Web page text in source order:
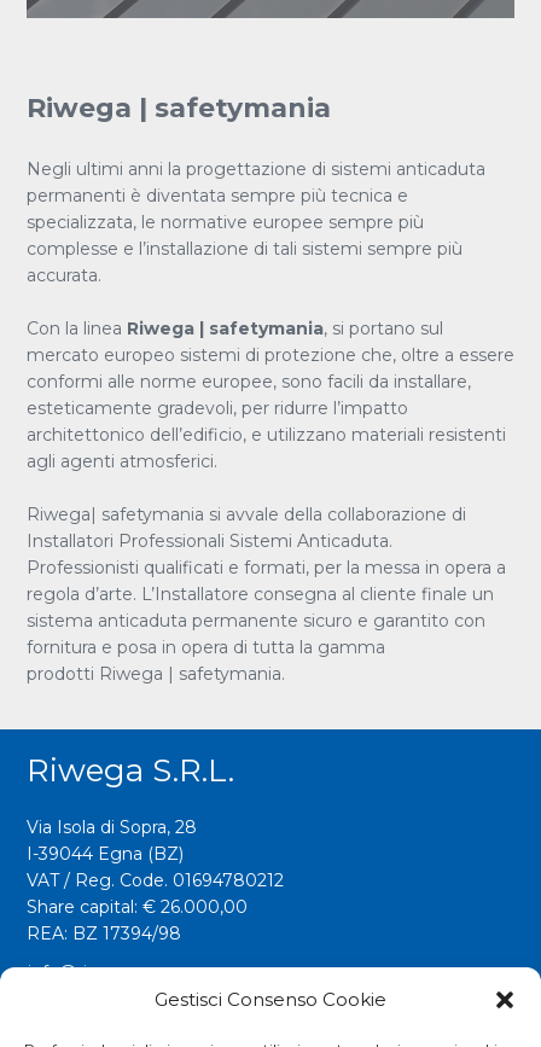
Gestisci Consenso Cookie
Riwega | safetymania
Negli ultimi anni la progettazione di sistemi anticaduta
permanenti è diventata sempre più tecnica e
specializzata, le normative europee sempre più
complesse e l’installazione di tali sistemi sempre più
accurata.
Con la linea Riwega | safetymania, si portano sul
mercato europeo sistemi di protezione che, oltre a essere
conformi alle norme europee, sono facili da installare,
esteticamente gradevoli, per ridurre l’impatto
architettonico dell’edificio, e utilizzano materiali resistenti
agli agenti atmosferici.
Riwega| safetymania si avvale della collaborazione di
Installatori Professionali Sistemi Anticaduta.
Professionisti qualificati e formati, per la messa in opera a
regola d’arte. L’Installatore consegna al cliente finale un
sistema anticaduta permanente sicuro e garantito con
fornitura e posa in opera di tutta la gamma
prodotti Riwega | safetymania.
Riwega S.r.l.
Via Isola di Sopra, 28
I-39044 Egna (BZ)
VAT / Reg. Code. 01694780212
Share capital: € 26.000,00
REA: BZ 17394/98
info@riwega.com
riwega@legalmail.it